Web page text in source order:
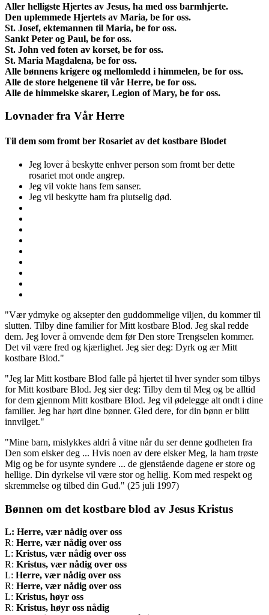
Aller helligste Hjertes av Jesus, ha med oss barmhjerte.
Den uplemmede Hjertets av Maria, be for oss.
St. Josef, ektemannen til Maria, be for oss.
Sankt Peter og Paul, be for oss.
St. John ved foten av korset, be for oss.
St. Maria Magdalena, be for oss.
Alle bønnens krigere og mellomledd i himmelen, be for oss.
Alle de store helgenene til vår Herre, be for oss.
Alle de himmelske skarer, Legion of Mary, be for oss.
Lovnader fra Vår Herre
Til dem som fromt ber Rosariet av det kostbare Blodet
Jeg lover å beskytte enhver person som fromt ber dette
rosariet mot onde angrep.
Jeg vil vokte hans fem sanser.
Jeg vil beskytte ham fra plutselig død.
"Vær ydmyke og aksepter den guddommelige viljen, du kommer til
slutten. Tilby dine familier for Mitt kostbare Blod. Jeg skal redde
dem. Jeg lover å omvende dem før Den store Trengselen kommer.
Det vil være fred og kjærlighet. Jeg sier deg: Dyrk og ær Mitt
kostbare Blod."
"Jeg lar Mitt kostbare Blod falle på hjertet til hver synder som tilbys
for Mitt kostbare Blod. Jeg sier deg: Tilby dem til Meg og be alltid
for dem gjennom Mitt kostbare Blod. Jeg vil ødelegge alt ondt i dine
familier. Jeg har hørt dine bønner. Gled dere, for din bønn er blitt
innvilget."
"Mine barn, mislykkes aldri å vitne når du ser denne godheten fra
Den som elsker deg ... Hvis noen av dere elsker Meg, la ham trøste
Mig og be for usynte syndere ... de gjenstående dagene er store og
hellige. Din dyrkelse vil være stor og hellig. Kom med respekt og
skremmelse og tilbed din Gud." (25 juli 1997)
Bønnen om det kostbare blod av Jesus Kristus
L: Herre, vær nådig over oss
R: Herre, vær nådig over oss
L: Kristus, vær nådig over oss
R: Kristus, vær nådig over oss
L: Herre, vær nådig over oss
R: Herre, vær nådig over oss
L: Kristus, høyr oss
R: Kristus, høyr oss nådig